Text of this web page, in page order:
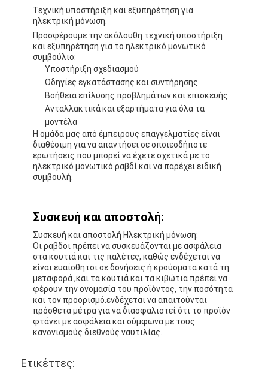
Ρίψη επένδυσης ακρίβειας
Ηλεκτρική πίνακα μόνωσης
Τεχνική υποστήριξη και εξυπηρέτηση για
ηλεκτρική μόνωση.
Προσφέρουμε την ακόλουθη τεχνική υποστήριξη
και εξυπηρέτηση για το ηλεκτρικό μονωτικό
συμβούλιο:
Υποστήριξη σχεδιασμού
Οδηγίες εγκατάστασης και συντήρησης
Βοήθεια επίλυσης προβλημάτων και επισκευής
Ανταλλακτικά και εξαρτήματα για όλα τα
μοντέλα
Η ομάδα μας από έμπειρους επαγγελματίες είναι
διαθέσιμη για να απαντήσει σε οποιεσδήποτε
ερωτήσεις που μπορεί να έχετε σχετικά με το
ηλεκτρικό μονωτικό ραβδί και να παρέχει ειδική
συμβουλή.
Συσκευή και αποστολή:
Συσκευή και αποστολή Ηλεκτρική μόνωση:
Οι ράβδοι πρέπει να συσκευάζονται με ασφάλεια
στα κουτιά και τις παλέτες, καθώς ενδέχεται να
είναι ευαίσθητοι σε δονήσεις ή κρούσματα κατά τη
μεταφορά.,και τα κουτιά και τα κιβώτια πρέπει να
φέρουν την ονομασία του προϊόντος, την ποσότητα
και τον προορισμό.ενδέχεται να απαιτούνται
πρόσθετα μέτρα για να διασφαλιστεί ότι το προϊόν
φτάνει με ασφάλεια και σύμφωνα με τους
κανονισμούς διεθνούς ναυτιλίας.
Ετικέττες: